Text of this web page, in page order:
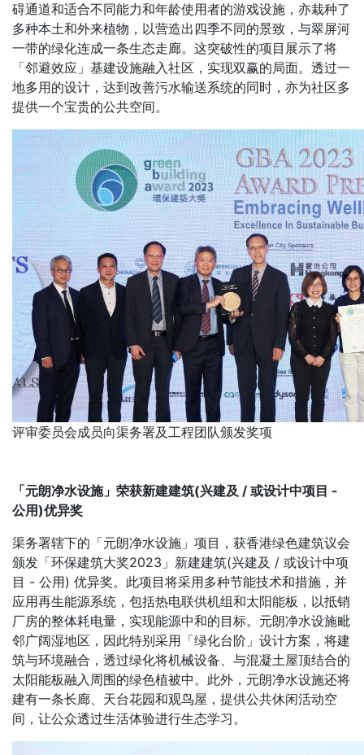
碍通道和适合不同能力和年龄使用者的游戏设施，亦栽种了
多种本土和外来植物，以营造出四季不同的景致，与翠屏河
一带的绿化连成一条生态走廊。这突破性的项目展示了将
「邻避效应」基建设施融入社区，实现双赢的局面。透过一
地多用的设计，达到改善污水输送系统的同时，亦为社区多
提供一个宝贵的公共空间。
评审委员会成员向渠务署及工程团队颁发奖项
「元朗净水设施」荣获新建建筑(兴建及 / 或设计中项目 -
公用)优异奖
渠务署辖下的「元朗净水设施」项目，获香港绿色建筑议会
颁发「环保建筑大奖2023」新建建筑(兴建及 / 或设计中项
目 - 公用) 优异奖。此项目将采用多种节能技术和措施，并
应用再生能源系统，包括热电联供机组和太阳能板，以抵销
厂房的整体耗电量，实现能源中和的目标。元朗净水设施毗
邻广阔湿地区，因此特别采用「绿化台阶」设计方案，将建
筑与环境融合，透过绿化将机械设备、与混凝土屋顶结合的
太阳能板融入周围的绿色植被中。此外，元朗净水设施还将
建有一条长廊、天台花园和观鸟屋，提供公共休闲活动空
间，让公众透过生活体验进行生态学习。